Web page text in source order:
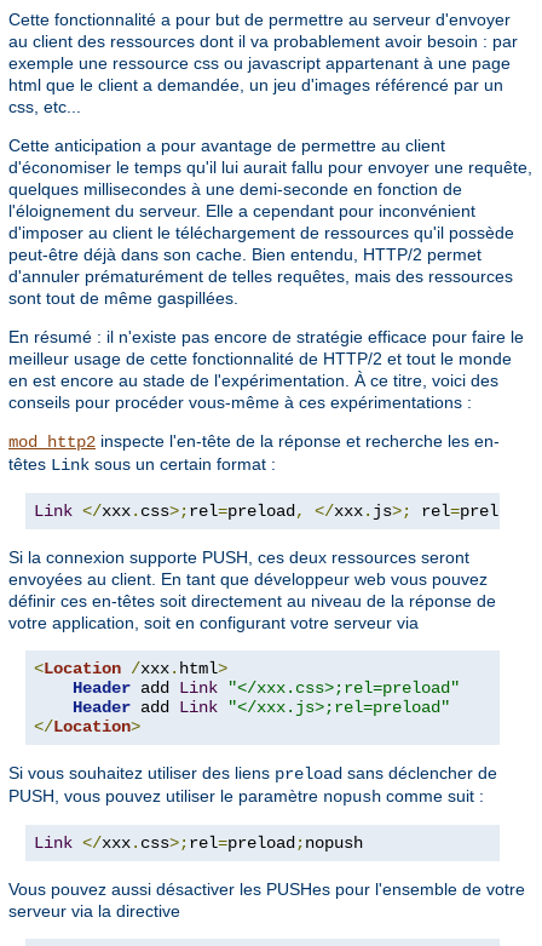
Cette fonctionnalité a pour but de permettre au serveur d'envoyer
au client des ressources dont il va probablement avoir besoin : par
exemple une ressource css ou javascript appartenant à une page
html que le client a demandée, un jeu d'images référencé par un
css, etc...
Cette anticipation a pour avantage de permettre au client
d'économiser le temps qu'il lui aurait fallu pour envoyer une requête,
quelques millisecondes à une demi-seconde en fonction de
l'éloignement du serveur. Elle a cependant pour inconvénient
d'imposer au client le téléchargement de ressources qu'il possède
peut-être déjà dans son cache. Bien entendu, HTTP/2 permet
d'annuler prématurément de telles requêtes, mais des ressources
sont tout de même gaspillées.
En résumé : il n'existe pas encore de stratégie efficace pour faire le
meilleur usage de cette fonctionnalité de HTTP/2 et tout le monde
en est encore au stade de l'expérimentation. À ce titre, voici des
conseils pour procéder vous-même à ces expérimentations :
mod_http2 inspecte l'en-tête de la réponse et recherche les en-
têtes Link sous un certain format :
Link </xxx. css>;rel=preload, </xxx. js>; rel=preload
Si la connexion supporte PUSH, ces deux ressources seront
envoyées au client. En tant que développeur web vous pouvez
définir ces en-têtes soit directement au niveau de la réponse de
votre application, soit en configurant votre serveur via
<Location /xxx. html>
Header add Link
"</xxx.css>;rel=preload"
Header add Link
"</xxx.js>;rel=preload"
</Location>
Si vous souhaitez utiliser des liens preload sans déclencher de
PUSH, vous pouvez utiliser le paramètre nopush comme suit :
Link </xxx. css>;rel=preload;nopush
Vous pouvez aussi désactiver les PUSHes pour l'ensemble de votre
serveur via la directive